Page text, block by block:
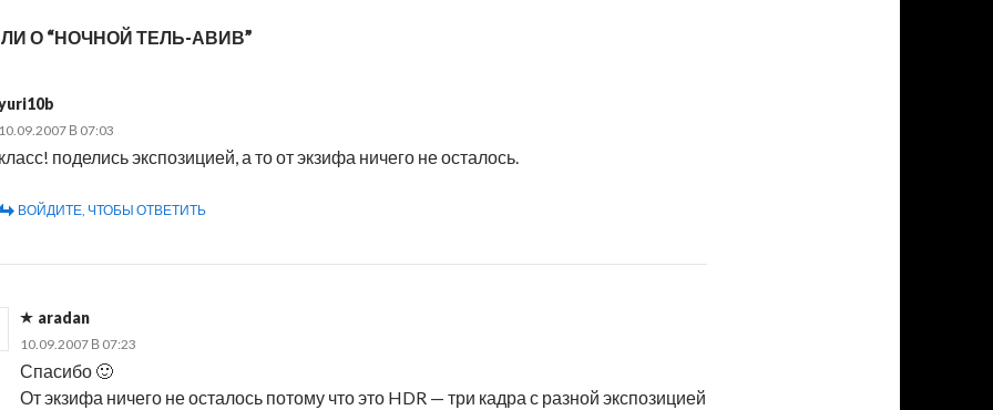
О “НОЧНОЙ ТЕЛЬ-АВИВ”
10.09.2007 В 07:03
класс! поделись экспозицией, а то от экзифа ничего не осталось.
ВОЙДИТЕ, ЧТОБЫ ОТВЕТИТЬ
aradan
10.09.2007 В 07:23
Спасибо 🙂
От экзифа ничего не осталось потому что это HDR — три кадра с разной экспозицией